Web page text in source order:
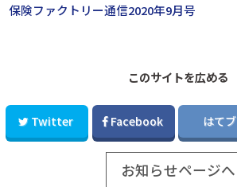
保険ファクトリー通信2020年9月号
このサイトを広める
Twitter Facebook はてブ
お知らせページへ